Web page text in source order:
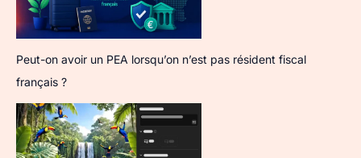
Peut-on avoir un PEA lorsqu’on n’est pas résident fiscal
français ?